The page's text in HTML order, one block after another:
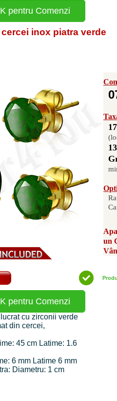
pentru Comenzi
inox piatra verde
un
pentru Comenzi
cu zirconii verde
din cercei,
45 cm Latime: 1.6
6 mm Latime 6 mm
Diametru: 1 cm